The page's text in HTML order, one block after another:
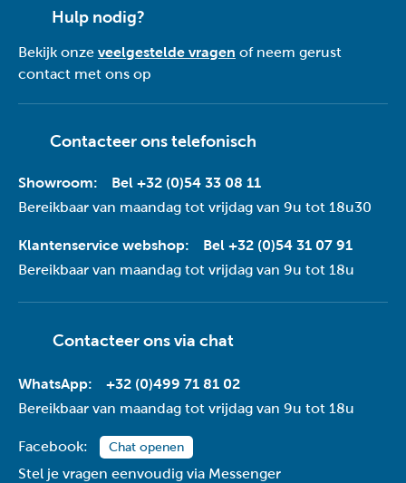
Hulp nodig?
Bekijk onze veelgestelde vragen of neem gerust
contact met ons op
Contacteer ons telefonisch
Showroom:
Bel +32 (0)54 33 08 11
Bereikbaar van maandag tot vrijdag van 9u tot 18u30
Klantenservice webshop:
Bel +32 (0)54 31 07 91
Bereikbaar van maandag tot vrijdag van 9u tot 18u
Contacteer ons via chat
WhatsApp:
+32 (0)499 71 81 02
Bereikbaar van maandag tot vrijdag van 9u tot 18u
Facebook: Chat openen
Stel je vragen eenvoudig via Messenger